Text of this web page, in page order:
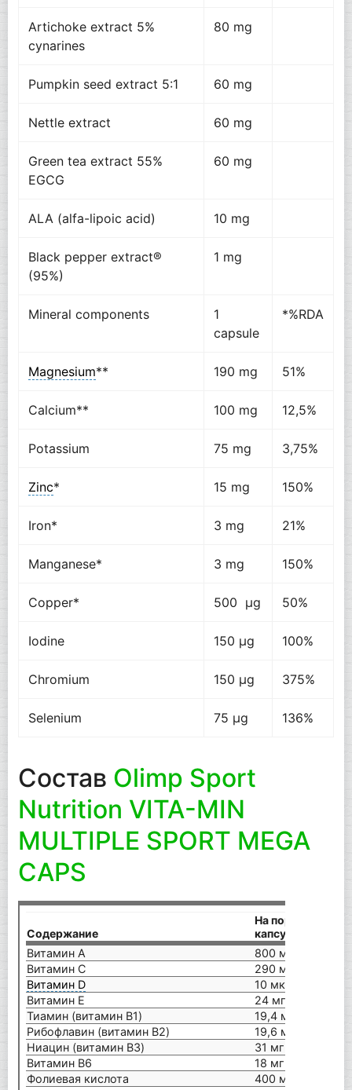
Artichoke extract 5%
cynarines
80 mg
Pumpkin seed extract 5:1 60 mg
Nettle extract 60 mg
Green tea extract 55%
EGCG
60 mg
ALA (alfa-lipoic acid) 10 mg
Black pepper extract®
(95%)
1 mg
Mineral components
1
capsule
*%RDA
Magnesium** 190 mg 51%
Calcium** 100 mg 12,5%
Potassium 75 mg 3,75%
Zinc* 15 mg 150%
Iron* 3 mg 21%
Manganese* 3 mg 150%
Copper* 500 µg 50%
Iodine 150 µg 100%
Chromium 150 µg 375%
Selenium 75 µg 136%
Состав Olimp Sport
Nutrition VITA-MIN
MULTIPLE SPORT MEGA
CAPS
Содержание
На порцию (1
капсула)
Витамин A
800 мкг
Витамин С
290 мг
Витамин D
10 мкг
Витамин E
24 мг
Тиамин (витамин B1)
19,4 мг
Рибофлавин (витамин B2)
19,6 мг
Ниацин (витамин B3)
31 мг
Витамин B6
18 мг
Фолиевая кислота
400 мкг